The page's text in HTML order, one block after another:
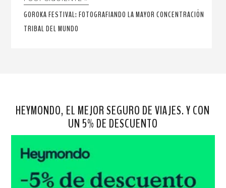
GOROKA FESTIVAL: FOTOGRAFIANDO LA MAYOR CONCENTRACIÓN
TRIBAL DEL MUNDO
HEYMONDO, EL MEJOR SEGURO DE VIAJES. Y CON
UN 5% DE DESCUENTO